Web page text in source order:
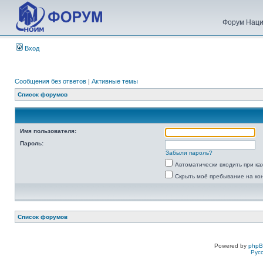
Форум
Вход
Сообщения без ответов | Активные темы
Список форумов
Имя пользователя:
Пароль:
Забыли пароль?
Автоматически входить при
Скрыть моё пребывание на
Список форумов
Powered by